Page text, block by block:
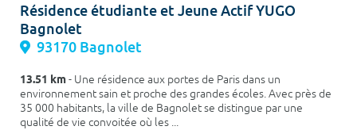
Résidence étudiante et Jeune Actif YUGO
Bagnolet
93170 Bagnolet
13.51 km- Une résidence aux portes de Paris dans un
environnement sain et proche des grandes écoles. Avec près de
35 000 habitants, la ville de Bagnolet se distingue par une
qualité de vie convoitée où les ...